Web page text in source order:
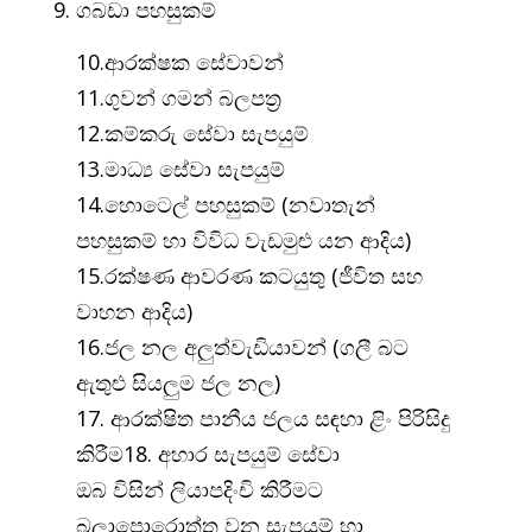
ගබඩා පහසුකම්
10.ආරක්ෂක සේවාවන්
11.ගුවන් ගමන් බලපත්‍ර
12.කම්කරු සේවා සැපයුම්
13.මාධ්‍ය සේවා සැපයුම්
14.හොටෙල් පහසුකම් (නවාතැන්
පහසුකම් හා විවිධ වැඩමුළු යන ආදිය)
15.රක්ෂණ ආවරණ කටයුතු (ජීවිත සහ
වාහන ආදිය)
16.ජල නල අලුත්වැඩියාවන් (ගලී බට
ඇතුළු සියලුම ජල නල)
17. ආරක්ෂිත පානීය ජලය සඳහා ළිං පිරිසිදු
කිරීම18. අහාර සැපයුම් සේවා
ඔබ විසින් ලියාපදිංචි කිරීමට
බලාපොරොත්තු වන සැපයුම් හා